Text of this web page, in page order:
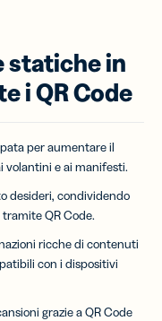
statiche in
i QR Code
per aumentare il
volantini e ai manifesti.
desideri, condividendo
QR Code.
ricche di contenuti
con i dispositivi
grazie a QR Code